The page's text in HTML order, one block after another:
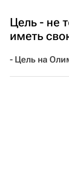
Цель - не
иметь
- Цель на